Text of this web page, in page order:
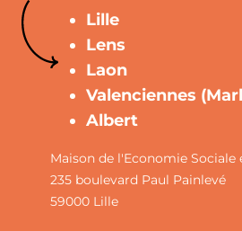
Lille
Lens
Laon
Valenciennes
Albert
Maison de l'Economie Sociale
235 boulevard Paul Painlevé
59000 Lille